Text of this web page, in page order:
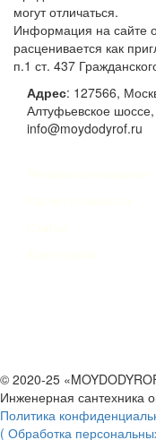
могут отличаться.
Информация на сайте
расценивается как
п.1 ст. 437
Адрес: 127566,
Алтуфьевское
info@moydodyrof.ru
© 2020-25
Инженерная сантехника
Политика
( Обработка